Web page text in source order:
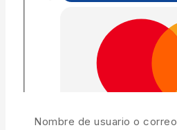
Nombre de usuario o correo